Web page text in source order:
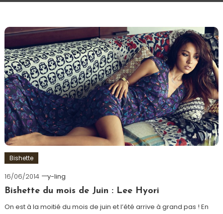
Bishette
16/06/2014
y-ling
Bishette du mois de Juin : Lee Hyori
On est à la moitié du mois de juin et l’été arrive à grand pas ! En